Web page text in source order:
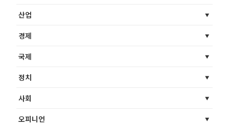
산업
경제
국제
정치
사회
오피니언